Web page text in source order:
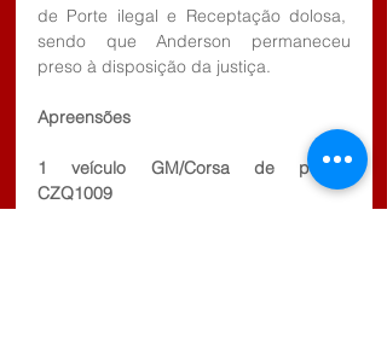
de Porte ilegal e Receptação dolosa,
sendo que Anderson permaneceu
preso à disposição da justiça.
Apreensões
1 veículo GM/Corsa de placas
CZQ1009